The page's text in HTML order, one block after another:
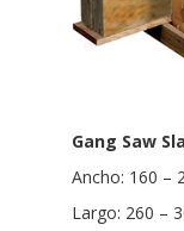
Gang Saw
Ancho: 160 –
Largo: 260 –